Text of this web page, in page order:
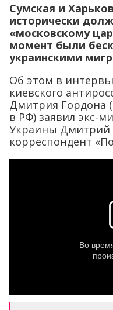
Сумская и
исторически
«московскому
момент были
украинскими
Об этом в
киевского
Дмитрия Гордона
в РФ) заявил экс-
Украины Дмитрий
корреспондент